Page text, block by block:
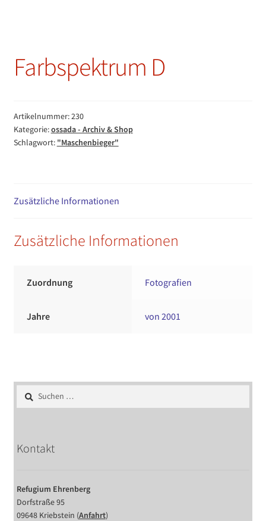
Farbspektrum D
Artikelnummer:230
Kategorie:ossada - Archiv & Shop
Schlagwort: "Maschenbieger"
Zusätzliche Informationen
Zusätzliche Informationen
Zuordnung Fotografien
Jahre von 2001
Suchen
nach:
Kontakt
Refugium Ehrenberg
Dorfstraße 95
09648 Kriebstein (Anfahrt)